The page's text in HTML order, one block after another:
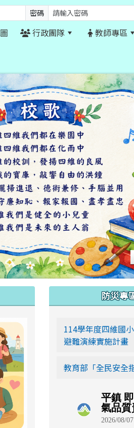
密碼
行政團隊
教師專區
link to https://siwei-
防災專
114學年度四維國
避難演練實施計畫
教育部「全民安全